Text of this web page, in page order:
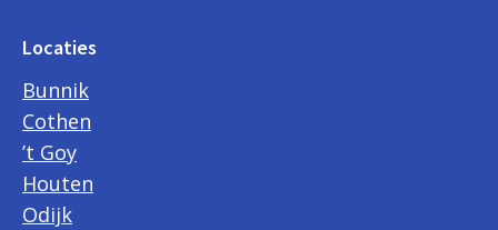
Locaties
Bunnik
Cothen
’t Goy
Houten
Odijk